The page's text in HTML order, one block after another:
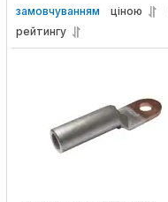
замовчуванням ціною
рейтингу